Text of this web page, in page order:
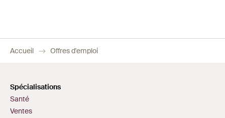
Accueil Offres d'emploi
Spécialisations
Santé
Ventes